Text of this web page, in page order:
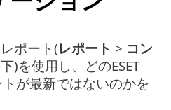
レポート(レポート > コン
)を使用し、どのESET
トが最新ではないのかを